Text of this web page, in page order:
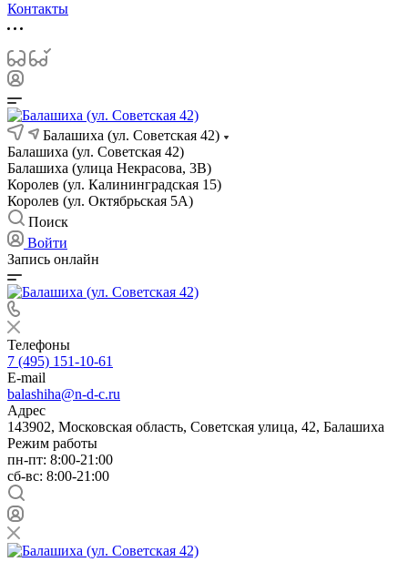
Контакты
Балашиха (ул. Советская 42)
Балашиха (ул. Советская 42)
Балашиха (улица Некрасова, 3В)
Королев (ул. Калининградская 15)
Королев (ул. Октябрьская 5А)
Поиск
Войти
Запись онлайн
Телефоны
7 (495) 151-10-61
E-mail
balashiha@n-d-c.ru
Адрес
143902, Московская область, Советская улица, 42, Балашиха
Режим работы
пн-пт: 8:00-21:00
сб-вс: 8:00-21:00